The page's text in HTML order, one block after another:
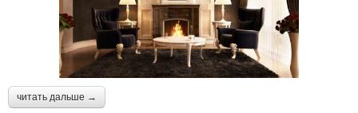
читать дальше →